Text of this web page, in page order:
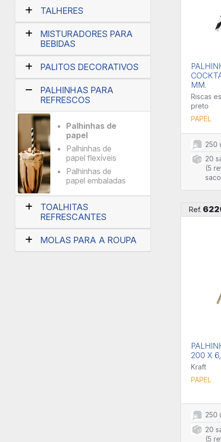
TALHERES
MISTURADORES PARA
BEBIDAS
PALITOS DECORATIVOS
PALHINHAS PARA
REFRESCOS
Palhinhas de
papel
Palhinhas de
papel flexíveis
Palhinhas de
papel embaladas
TOALHITAS
REFRESCANTES
MOLAS PARA A ROUPA
MM.
Riscas
preto
PAPEL
250
20
(5
Ref.
200 X
Kraft
PAPEL
250
20
(5